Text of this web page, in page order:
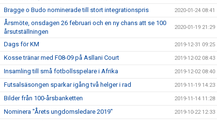
Bragge o Budo nominerade till stort integrationspris 2020-01-24 08:41
Årsmöte, onsdagen 26 februari och en ny chans att se 100
årsutställningen
2020-01-19 21:29
Dags för KM 2019-12-31 09:25
Kosse tränar med F08-09 på Asllani Court 2019-12-02 08:43
Insamling till små fotbollsspelare i Afrika 2019-12-02 08:40
Futsalsäsongen sparkar igång två helger i rad 2019-11-19 14:23
Bilder från 100-årsbanketten 2019-11-14 11:28
Nominera "Årets ungdomsledare 2019" 2019-10-22 12:33